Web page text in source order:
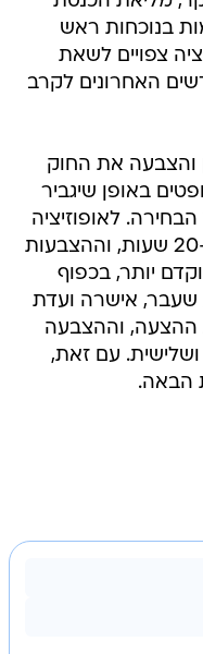
עם דיון 40 חתימות בנוכחות ראש
צפויים לשאת
האחרונים לקרב
והצבעה את החוק
באופן שיגביר
לאופוזיציה
יש אפשרות למשוך את הדיון כ-20 שעות, וההצבעות
יותר, בכפוף
שעבר, אישרה ועדת
ההצעה, וההצבעה
עם זאת,
הבאה.